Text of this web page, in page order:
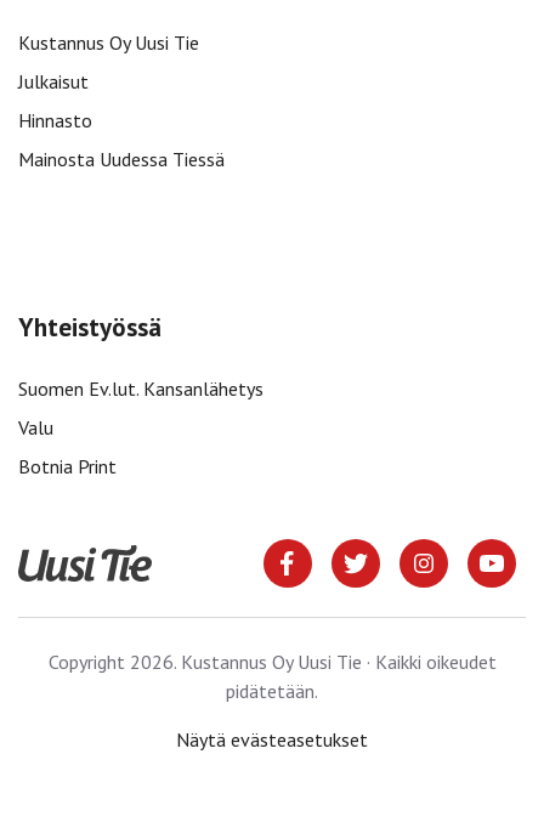
Kustannus Oy Uusi Tie
Julkaisut
Hinnasto
Mainosta Uudessa Tiessä
Yhteistyössä
Suomen Ev.lut. Kansanlähetys
Valu
Botnia Print
Copyright 2026. Kustannus Oy Uusi Tie · Kaikki oikeudet
pidätetään.
Näytä evästeasetukset